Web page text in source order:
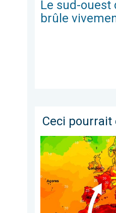
Le sud-ouest
brûle
Ceci
Retour fracassant